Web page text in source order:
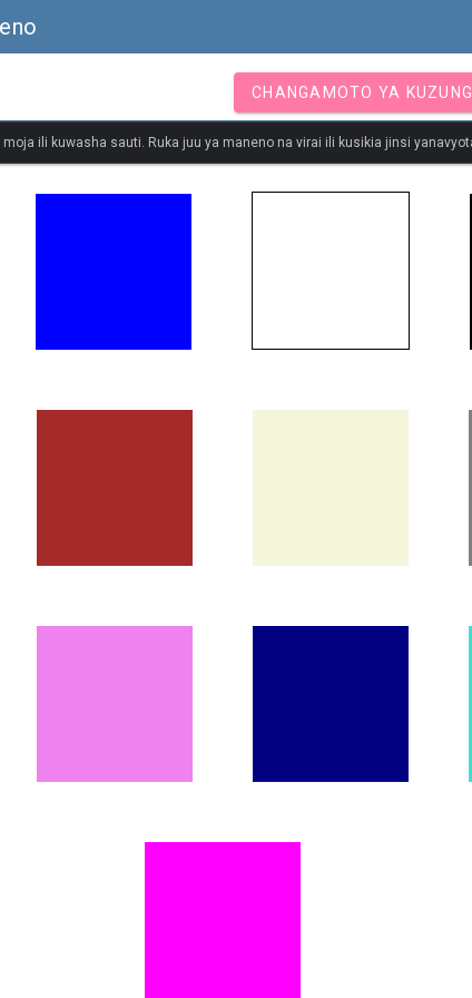
CHANGAMOTO YA
moja ili kuwasha sauti. Ruka juu ya maneno na virai ili kusikia jinsi